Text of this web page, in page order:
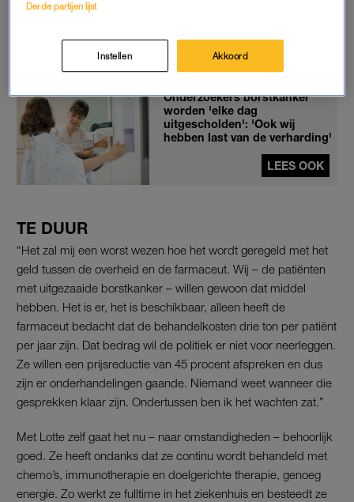
op die goedkeuring, maar dat duurt Lotte allemaal te lang. De
ondertussen blijven doorgroeien?
Onderzoekers borstkanker
worden 'elke dag
uitgescholden': 'Ook wij
hebben last van de verharding'
LEES OOK
TE DUUR
“Het zal mij een worst wezen hoe het wordt geregeld met het
geld tussen de overheid en de farmaceut. Wij – de patiënten
met uitgezaaide borstkanker – willen gewoon dat middel
hebben. Het is er, het is beschikbaar, alleen heeft de
farmaceut bedacht dat de behandelkosten drie ton per patiënt
per jaar zijn. Dat bedrag wil de politiek er niet voor neerleggen.
Ze willen een prijsreductie van 45 procent afspreken en dus
zijn er onderhandelingen gaande. Niemand weet wanneer die
gesprekken klaar zijn. Ondertussen ben ik het wachten zat.”
Met Lotte zelf gaat het nu – naar omstandigheden – behoorlijk
goed. Ze heeft ondanks dat ze continu wordt behandeld met
chemo’s, immunotherapie en doelgerichte therapie, genoeg
energie. Zo werkt ze fulltime in het ziekenhuis en besteedt ze
Derde partijen lijst
Instellen Akkoord